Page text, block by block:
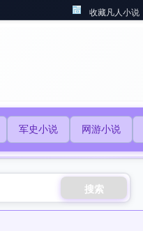
收藏凡人小说
军史小说 网游小说
搜索